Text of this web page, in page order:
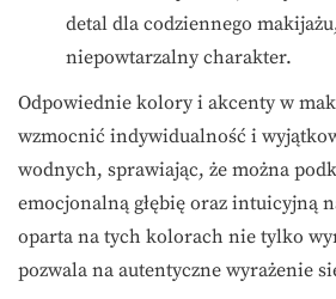
detal dla codziennego
niepowtarzalny charakter.
Odpowiednie kolory i akcenty w
wzmocnić indywidualność i
wodnych, sprawiając, że można
emocjonalną głębię oraz intuicyjną
oparta na tych kolorach nie tylko
pozwala na autentyczne wyrażenie